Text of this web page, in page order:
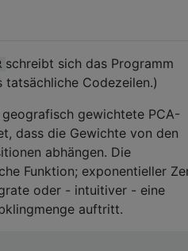
schreibt sich das Programm
Codezeilen.)
gewichtete PCA-
dass die Gewichte von den
abhängen. Die
Funktion; exponentieller
oder - intuitiver - eine
auftritt.